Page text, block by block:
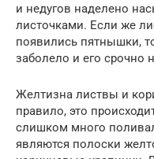
и недугов наделено
листочками. Если же
появились пятнышки,
заболело и его срочно
Желтизна листвы и
правило, это
слишком много
являются полоски